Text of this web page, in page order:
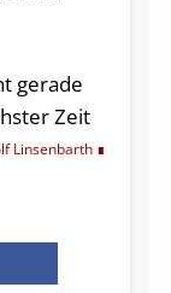
gerade
Zeit
Linsenbarth